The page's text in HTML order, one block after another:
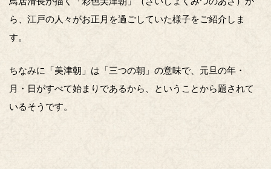
ら、江戸の人々がお正月を過ごしていた様子をご紹介しま
す。
ちなみに「美津朝」は「三つの朝」の意味で、元旦の年・
月・日がすべて始まりであるから、ということから題されて
いるそうです。